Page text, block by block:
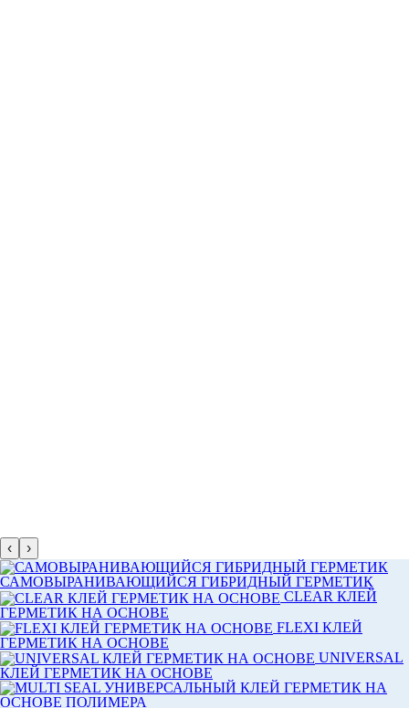
‹ ›
САМОВЫРАНИВАЮЩИЙСЯ ГИБРИДНЫЙ ГЕРМЕТИК
CLEAR КЛЕЙ
ГЕРМЕТИК НА ОСНОВЕ
FLEXI КЛЕЙ
ГЕРМЕТИК НА ОСНОВЕ
UNIVERSAL
КЛЕЙ ГЕРМЕТИК НА ОСНОВЕ